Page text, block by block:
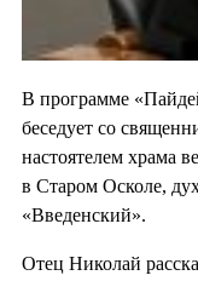
В программе
беседует со
настоятелем храма
в Старом Осколе,
«Введенский».
Отец Николай